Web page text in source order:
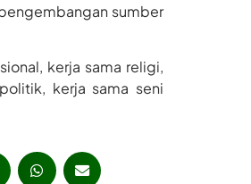
sumber
kerja sama religi,
kerja sama seni